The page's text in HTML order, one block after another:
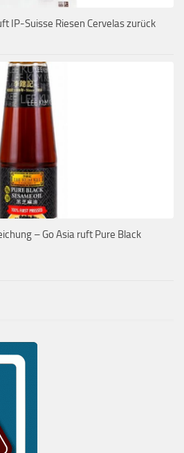
IP-Suisse Riesen Cervelas zurück
– Go Asia ruft Pure Black